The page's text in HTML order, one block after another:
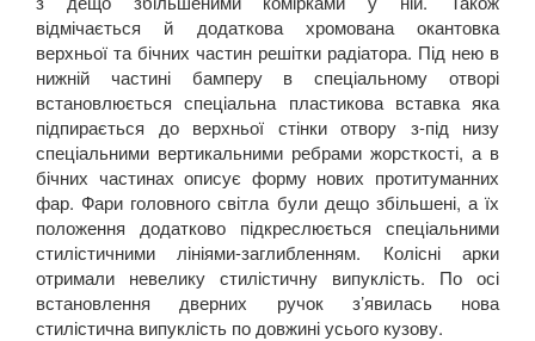
відмічається й додаткова хромована окантовка
верхньої та бічних частин решітки радіатора. Під нею в
нижній частині бамперу в спеціальному отворі
встановлюється спеціальна пластикова вставка яка
підпирається до верхньої стінки отвору з-під низу
спеціальними вертикальними ребрами жорсткості, а в
бічних частинах описує форму нових протитуманних
фар. Фари головного світла були дещо збільшені, а їх
положення додатково підкреслюється спеціальними
стилістичними лініями-заглибленням. Колісні арки
отримали невелику стилістичну випуклість. По осі
встановлення дверних ручок з’явилась нова
стилістична випуклість по довжині усього кузову.